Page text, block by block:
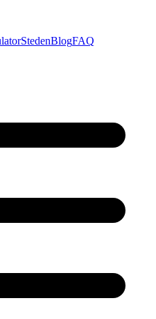
StedenBlogFAQ